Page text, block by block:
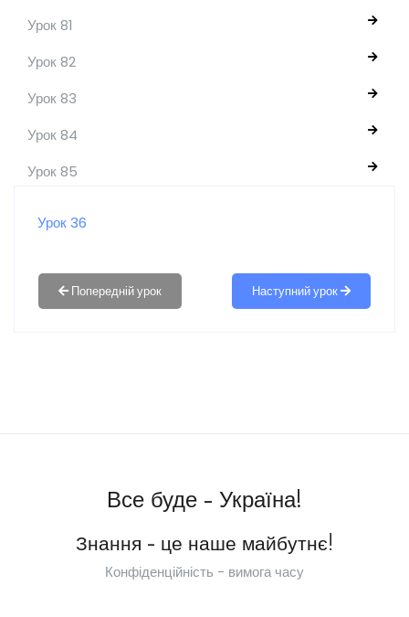
Урок 81
Урок 82
Урок 83
Урок 84
Урок 85
Урок 36
Наступний урок
Все буде - Україна!
Знання - це наше майбутнє!
Конфіденційність - вимога часу